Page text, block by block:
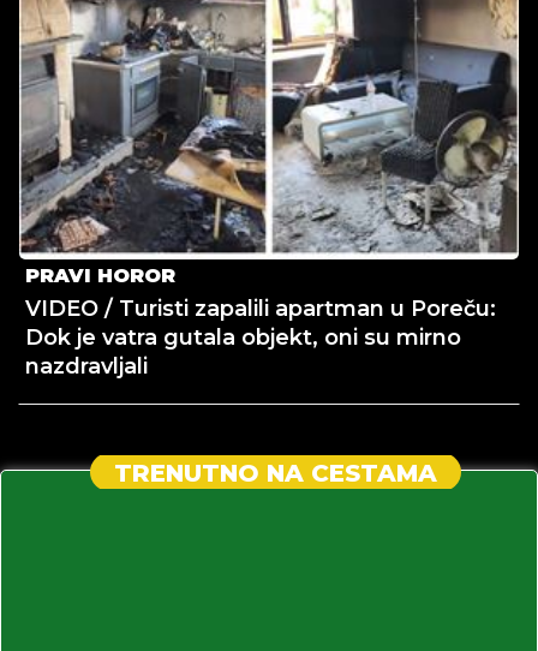
PRAVI HOROR
VIDEO / Turisti zapalili apartman u Poreču:
Dok je vatra gutala objekt, oni su mirno
nazdravljali
TRENUTNO NA CESTAMA